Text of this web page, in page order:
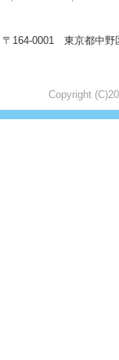
〒164-0001 東京都中野
Copyright